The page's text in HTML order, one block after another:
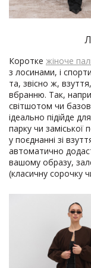
Коротке жіноче
з лосинами, і
та, звісно ж,
вбранню. Так,
світшотом чи
ідеально підійде
парку чи
у поєднанні зі
автоматично
вашому образу,
(класичну сорочку